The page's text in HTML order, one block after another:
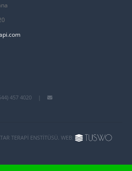
457 4020
TERAPI ENSTITÜSÜ. WEB: